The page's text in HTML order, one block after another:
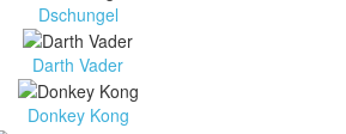
Dschungel
Darth Vader
Donkey Kong